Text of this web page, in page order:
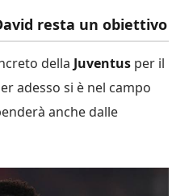
resta un obiettivo
della Juventus per il
adesso si è nel campo
anche dalle